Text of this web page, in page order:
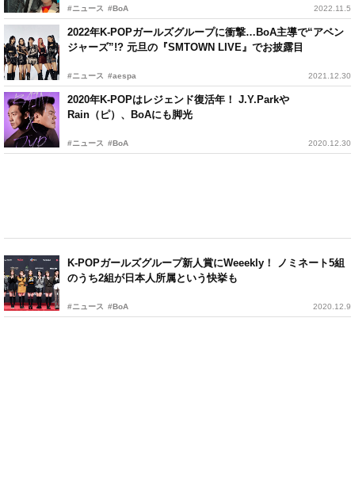
#ニュース #BoA 2022.11.5
2022年K-POPガールズグループに衝撃…BoA主導で“アベン
ジャーズ”!? 元旦の『SMTOWN LIVE』でお披露目
#ニュース #aespa 2021.12.30
2020年K-POPはレジェンド復活年！ J.Y.Parkや
Rain（ピ）、BoAにも脚光
#ニュース #BoA 2020.12.30
K-POPガールズグループ新人賞にWeeekly！ ノミネート5組
のうち2組が日本人所属という快挙も
#ニュース #BoA 2020.12.9